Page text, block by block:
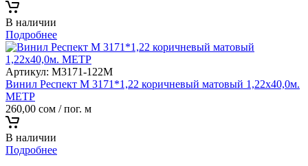
В наличии
Подробнее
Артикул: M3171-122M
Винил Респект M 3171*1,22 коричневый матовый 1,22х40,0м.
МЕТР
260,00 сом / пог. м
В наличии
Подробнее